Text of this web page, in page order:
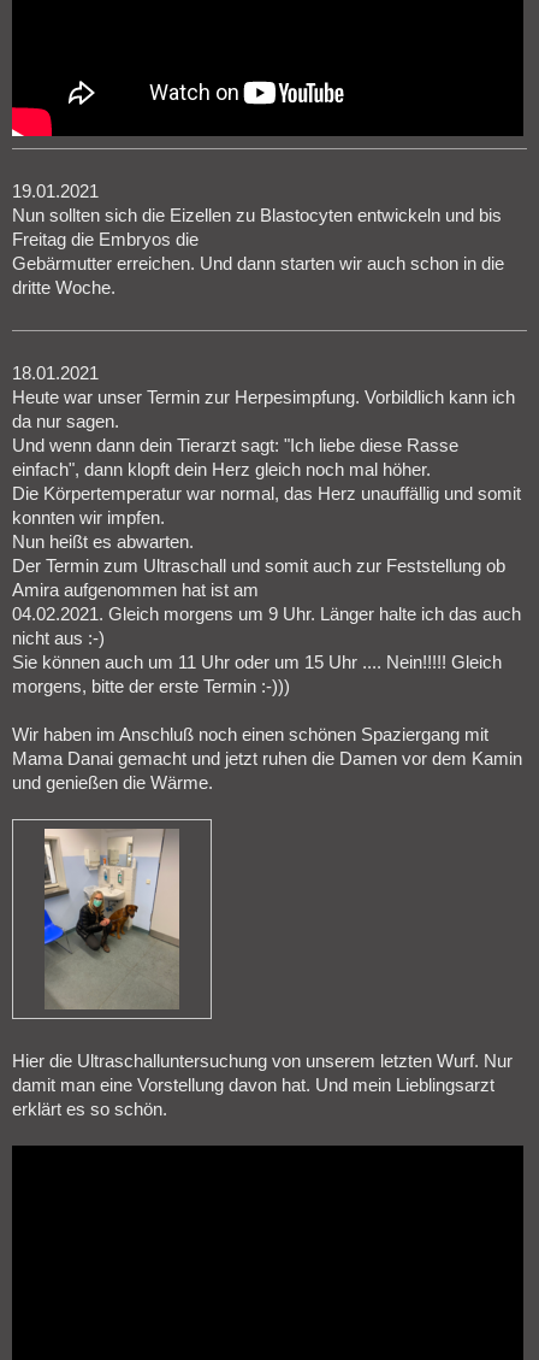
19.01.2021
Nun sollten sich die Eizellen zu Blastocyten entwickeln und bis
Freitag die Embryos die
Gebärmutter erreichen. Und dann starten wir auch schon in die
dritte Woche.
18.01.2021
Heute war unser Termin zur Herpesimpfung. Vorbildlich kann ich
da nur sagen.
Und wenn dann dein Tierarzt sagt: "Ich liebe diese Rasse
einfach", dann klopft dein Herz gleich noch mal höher.
Die Körpertemperatur war normal, das Herz unauffällig und somit
konnten wir impfen.
Nun heißt es abwarten.
Der Termin zum Ultraschall und somit auch zur Feststellung ob
Amira aufgenommen hat ist am
04.02.2021. Gleich morgens um 9 Uhr. Länger halte ich das auch
nicht aus :-)
Sie können auch um 11 Uhr oder um 15 Uhr .... Nein!!!!! Gleich
morgens, bitte der erste Termin :-)))
Wir haben im Anschluß noch einen schönen Spaziergang mit
Mama Danai gemacht und jetzt ruhen die Damen vor dem Kamin
und genießen die Wärme.
Hier die Ultraschalluntersuchung von unserem letzten Wurf. Nur
damit man eine Vorstellung davon hat. Und mein Lieblingsarzt
erklärt es so schön.